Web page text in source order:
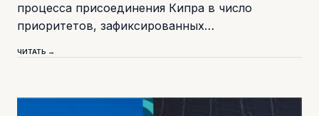
процесса присоединения Кипра в число
приоритетов, зафиксированных…
ЧИТАТЬ →